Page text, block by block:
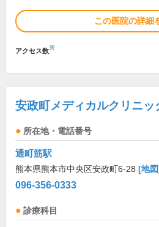
この医院の詳細
アクセス数※
安政町メディカルクリニッ
所在地・電話番号
通町筋駅
熊本県熊本市中央区安政町6-28 [地
096-356-0333
診療科目